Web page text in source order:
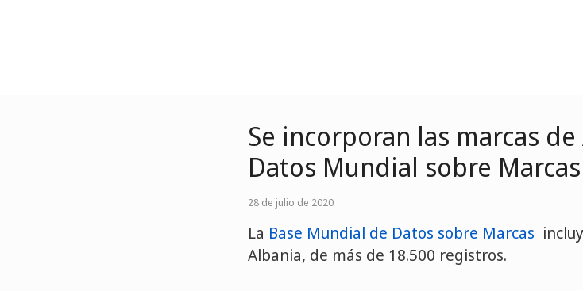
Se incorporan las marcas
Datos Mundial sobre Marcas
28 de julio de 2020
La Base Mundial de Datos sobre Marcas
Albania, de más de 18.500 registros.